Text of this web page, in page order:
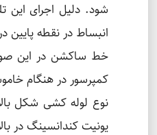
شود. دلیل اجرای این
انبساط در نقطه پایین
خط ساکشن در این صورت
کمپرسور در هنگام
نوع لوله کشی شکل
یونیت کندانسینگ در